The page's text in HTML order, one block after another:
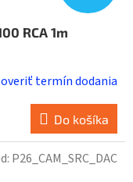
RCA 1m
overiť termín dodania
Do košíka
P26_CAM_SRC_DAC